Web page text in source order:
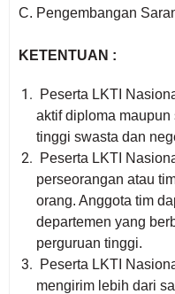
C. Pengembangan
KETENTUAN :
Peserta LKTI
aktif diploma maupun
tinggi swasta dan
Peserta LKTI
perseorangan atau
orang. Anggota tim
departemen yang
perguruan tinggi.
Peserta LKTI
mengirim lebih dari